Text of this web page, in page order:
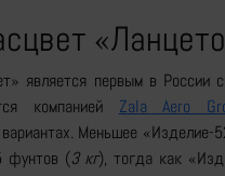
является первым в России
компанией Zala Aero
Меньшее
фунтов (3 кг), тогда как